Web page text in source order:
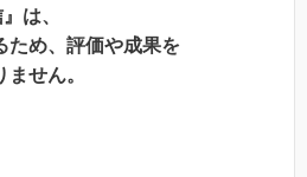
は、
ため、評価や成果を
せん。